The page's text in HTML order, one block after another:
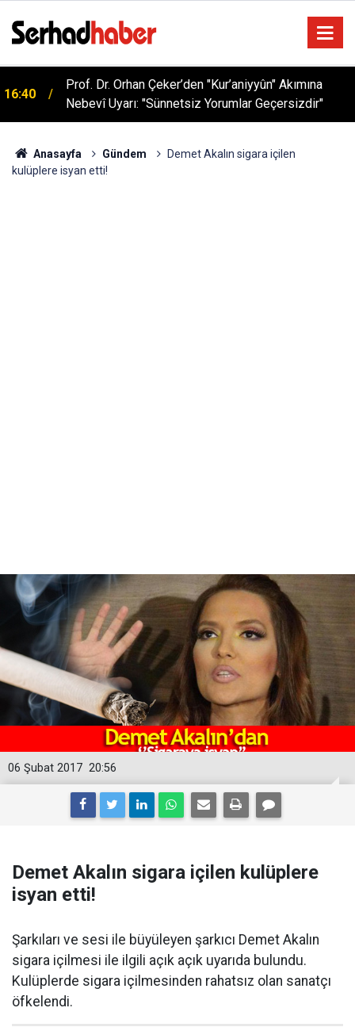
05:57
Sağlıklı Beslenmede Yeni Trend: Düşük Kalorili
Multi-Fiber İçecek Tozu
Anasayfa Gündem
Demet Akalın sigara içilen
kulüplere isyan etti!
20:56
06 Şubat 2017
Demet Akalın sigara içilen kulüplere
isyan etti!
Şarkıları ve sesi ile büyüleyen şarkıcı Demet Akalın
sigara içilmesi ile ilgili açık açık uyarıda bulundu.
Kulüplerde sigara içilmesinden rahatsız olan sanatçı
öfkelendi.